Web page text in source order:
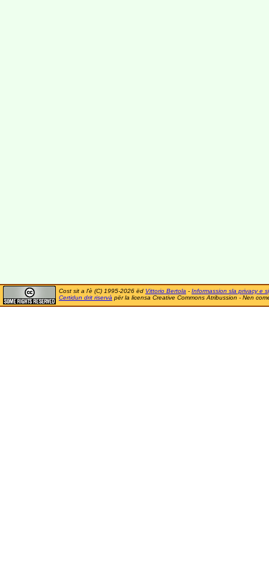
Cost sit a l'è (C) 1995-2026 ëd Vittorio Bertola - Informassion sla privacy e
Certidun drit riservà për la licensa Creative Commons Atribussion - Nen